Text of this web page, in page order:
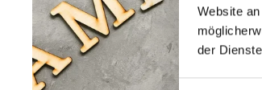
Website
der